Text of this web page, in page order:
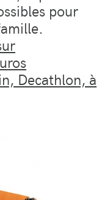
pour
Decathlon, à